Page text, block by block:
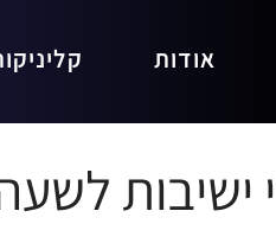
אודות
ישיבות